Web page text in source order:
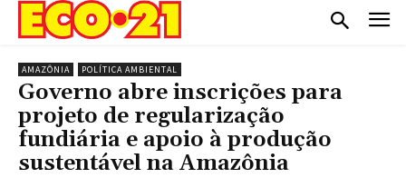
AMAZÔNIA POLÍTICA AMBIENTAL
Governo abre inscrições para
projeto de regularização
fundiária e apoio à produção
sustentável na Amazônia